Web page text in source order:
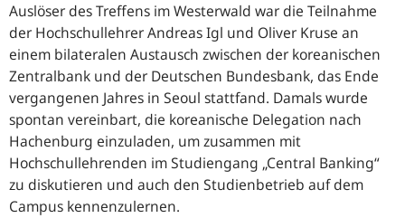
Auslöser des Treffens im Westerwald war die Teilnahme
der Hochschullehrer Andreas Igl und Oliver Kruse an
einem bilateralen Austausch zwischen der koreanischen
Zentralbank und der Deutschen Bundesbank, das Ende
vergangenen Jahres in Seoul stattfand. Damals wurde
spontan vereinbart, die koreanische Delegation nach
Hachenburg einzuladen, um zusammen mit
Hochschullehrenden im Studiengang „Central Banking“
zu diskutieren und auch den Studienbetrieb auf dem
Campus kennenzulernen.